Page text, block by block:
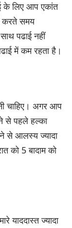
के लिए आप एकांत
करते समय
पढाई नहीं
में कम रहता है।
चाहिए। अगर आप
से पहले हल्का
से आलस्य ज्यादा
को 5 बादाम को
याददास्त ज्यादा